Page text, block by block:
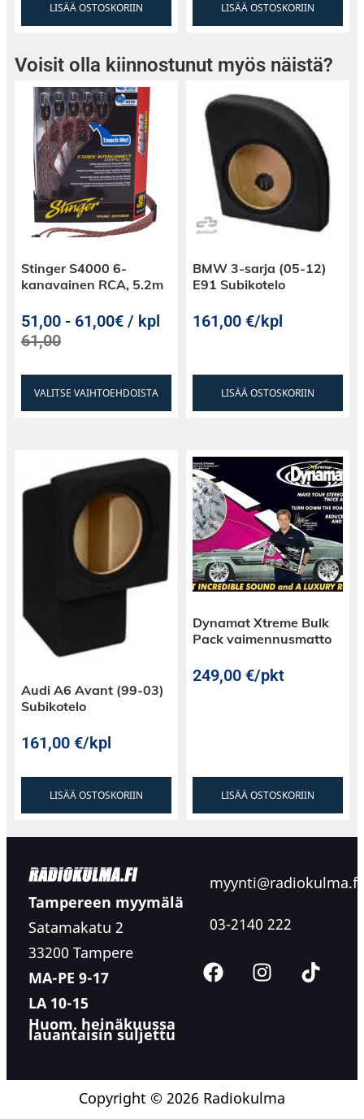
LISÄÄ OSTOSKORIIN LISÄÄ OSTOSKORIIN
Voisit olla kiinnostunut myös näistä?
Stinger S4000 6-
kanavainen RCA, 5.2m
51,00 - 61,00€ / kpl
61,00
VALITSE VAIHTOEHDOISTA
BMW 3-sarja (05-12)
E91 Subikotelo
161,00€/kpl
LISÄÄ OSTOSKORIIN
Audi A6 Avant (99-03)
Subikotelo
161,00€/kpl
LISÄÄ OSTOSKORIIN
Dynamat Xtreme Bulk
Pack vaimennusmatto
249,00€/pkt
LISÄÄ OSTOSKORIIN
Tampereen myymälä
Satamakatu 2
33200 Tampere
MA-PE 9-17
LA 10-15
Huom. heinäkuussa
lauantaisin suljettu
myynti@radiokulma.fi
03-2140 222
Copyright © 2026 Radiokulma